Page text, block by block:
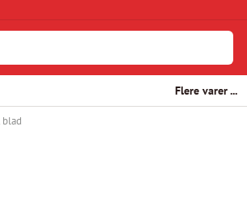
Flere varer ...
blad